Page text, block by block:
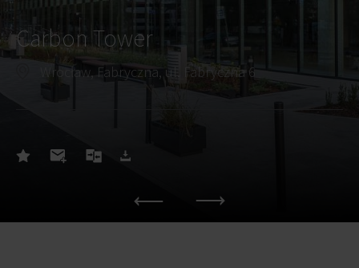
Carbon Tower
Wrocław, Fabryczna, ul. Fabryczna 6